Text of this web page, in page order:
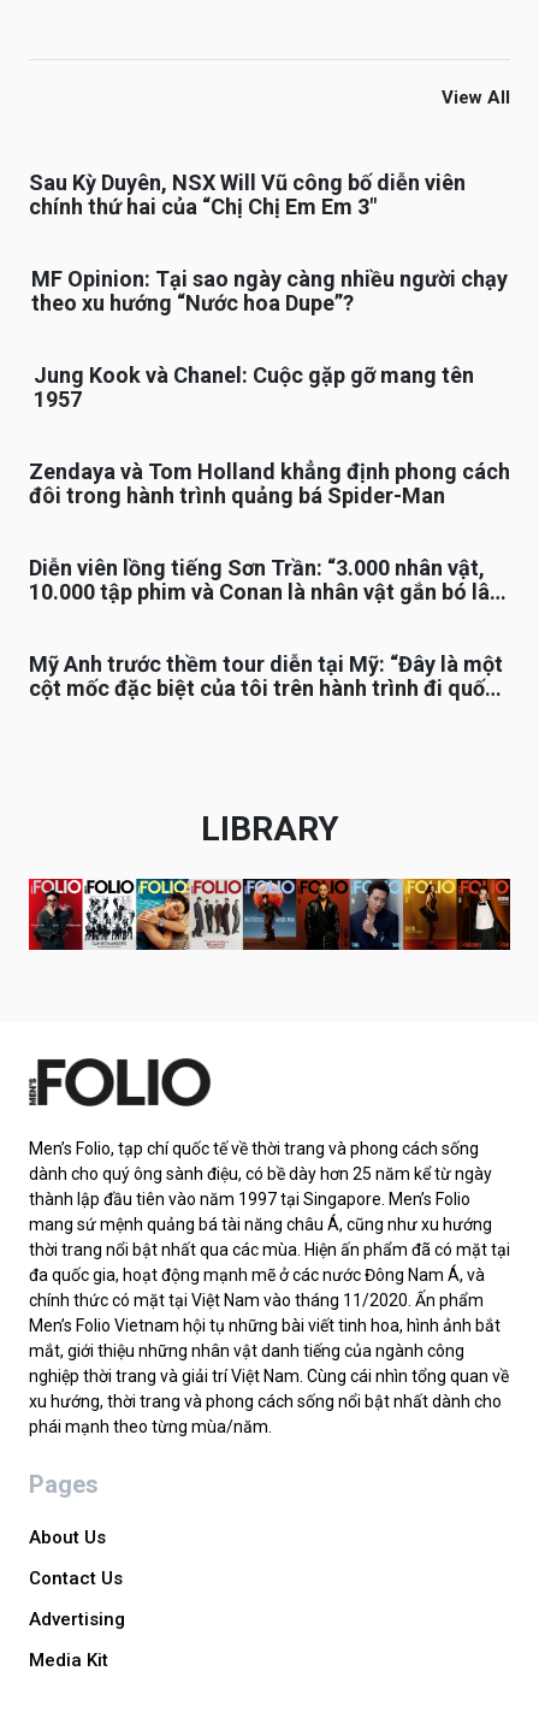
View All
Sau Kỳ Duyên, NSX Will Vũ công bố diễn viên
chính thứ hai của “Chị Chị Em Em 3″
MF Opinion: Tại sao ngày càng nhiều người chạy
theo xu hướng “Nước hoa Dupe”?
Jung Kook và Chanel: Cuộc gặp gỡ mang tên
1957
Zendaya và Tom Holland khẳng định phong cách
đôi trong hành trình quảng bá Spider-Man
Diễn viên lồng tiếng Sơn Trần: “3.000 nhân vật,
10.000 tập phim và Conan là nhân vật gắn bó lâu
Mỹ Anh trước thềm tour diễn tại Mỹ: “Đây là một
cột mốc đặc biệt của tôi trên hành trình đi quốc
LIBRARY
Men’s Folio, tạp chí quốc tế về thời trang và phong cách sống
dành cho quý ông sành điệu, có bề dày hơn 25 năm kể từ ngày
thành lập đầu tiên vào năm 1997 tại Singapore. Men’s Folio
mang sứ mệnh quảng bá tài năng châu Á, cũng như xu hướng
thời trang nổi bật nhất qua các mùa. Hiện ấn phẩm đã có mặt tại
đa quốc gia, hoạt động mạnh mẽ ở các nước Đông Nam Á, và
chính thức có mặt tại Việt Nam vào tháng 11/2020. Ấn phẩm
Men’s Folio Vietnam hội tụ những bài viết tinh hoa, hình ảnh bắt
mắt, giới thiệu những nhân vật danh tiếng của ngành công
nghiệp thời trang và giải trí Việt Nam. Cùng cái nhìn tổng quan về
xu hướng, thời trang và phong cách sống nổi bật nhất dành cho
phái mạnh theo từng mùa/năm.
Pages
About Us
Contact Us
Advertising
Media Kit